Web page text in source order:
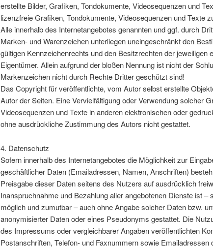
erstellte Bilder, Grafiken, Tondokumente, Videosequenzen und
lizenzfreie Grafiken, Tondokumente, Videosequenzen und Texte
Alle innerhalb des Internetangebotes genannten und ggf. durch
Marken- und Warenzeichen unterliegen uneingeschränkt den
gültigen Kennzeichenrechts und den Besitzrechten der jeweiligen
Eigentümer. Allein aufgrund der bloßen Nennung ist nicht der
Markenzeichen nicht durch Rechte Dritter geschützt sind!
Das Copyright für veröffentlichte, vom Autor selbst erstellte
Autor der Seiten. Eine Vervielfältigung oder Verwendung solcher
Videosequenzen und Texte in anderen elektronischen oder
ohne ausdrückliche Zustimmung des Autors nicht gestattet.
4. Datenschutz
Sofern innerhalb des Internetangebotes die Möglichkeit zur
geschäftlicher Daten (Emailadressen, Namen, Anschriften)
Preisgabe dieser Daten seitens des Nutzers auf ausdrücklich
Inanspruchnahme und Bezahlung aller angebotenen Dienste ist –
möglich und zumutbar – auch ohne Angabe solcher Daten bzw.
anonymisierter Daten oder eines Pseudonyms gestattet. Die
des Impressums oder vergleichbarer Angaben veröffentlichten
Postanschriften, Telefon- und Faxnummern sowie Emailadressen